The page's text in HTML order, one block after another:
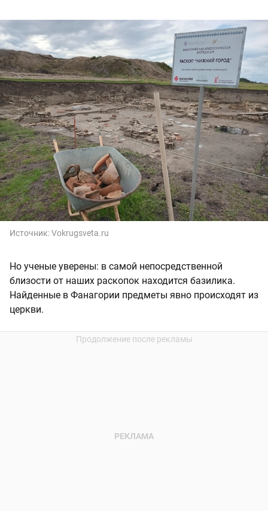
Источник:Vokrugsveta.ru
Но ученые уверены: в самой непосредственной
близости от наших раскопок находится базилика.
Найденные в Фанагории предметы явно происходят из
церкви.